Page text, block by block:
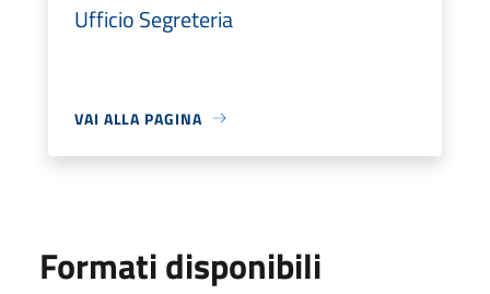
Ufficio Segreteria
VAI ALLA PAGINA
Formati disponibili